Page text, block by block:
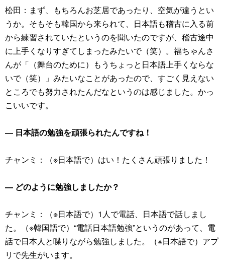
松田：まず、もちろんお芝居であったり、空気が違うとい
うか。そもそも韓国から来られて、日本語も稽古に入る前
から練習されていたというのを聞いたのですが、稽古途中
に上手くなりすぎてしまったみたいで（笑）。福ちゃんさ
んが「（舞台のために）もうちょっと日本語上手くならな
いで（笑）」みたいなことがあったので、すごく見えない
ところでも努力されたんだなというのは感じました。かっ
こいいです。
― 日本語の勉強を頑張られたんですね！
チャンミ：（※日本語で）はい！たくさん頑張りました！
― どのように勉強しましたか？
チャンミ：（※日本語で）1人で電話、日本語で話しまし
た。（※韓国語で）“電話日本語勉強”というのがあって、電
話で日本人と喋りながら勉強しました。（※日本語で）アプ
リで先生がいます。